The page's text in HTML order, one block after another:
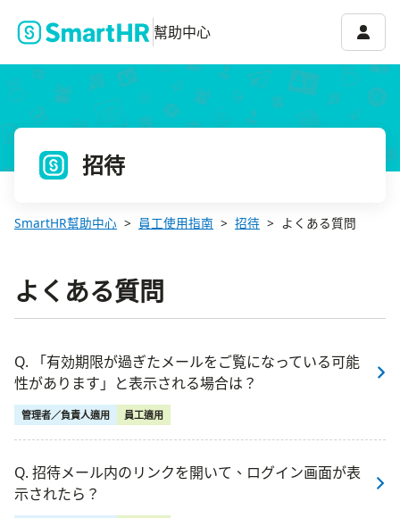
幫助中心 帳號
招待
SmartHR幫助中心 員工使用指南 招待 よくある質問
よくある質問
Q. 「有効期限が過ぎたメールをご覧になっている可能
性があります」と表示される場合は？
管理者／負責人適用 員工適用
Q. 招待メール内のリンクを開いて、ログイン画面が表
示されたら？